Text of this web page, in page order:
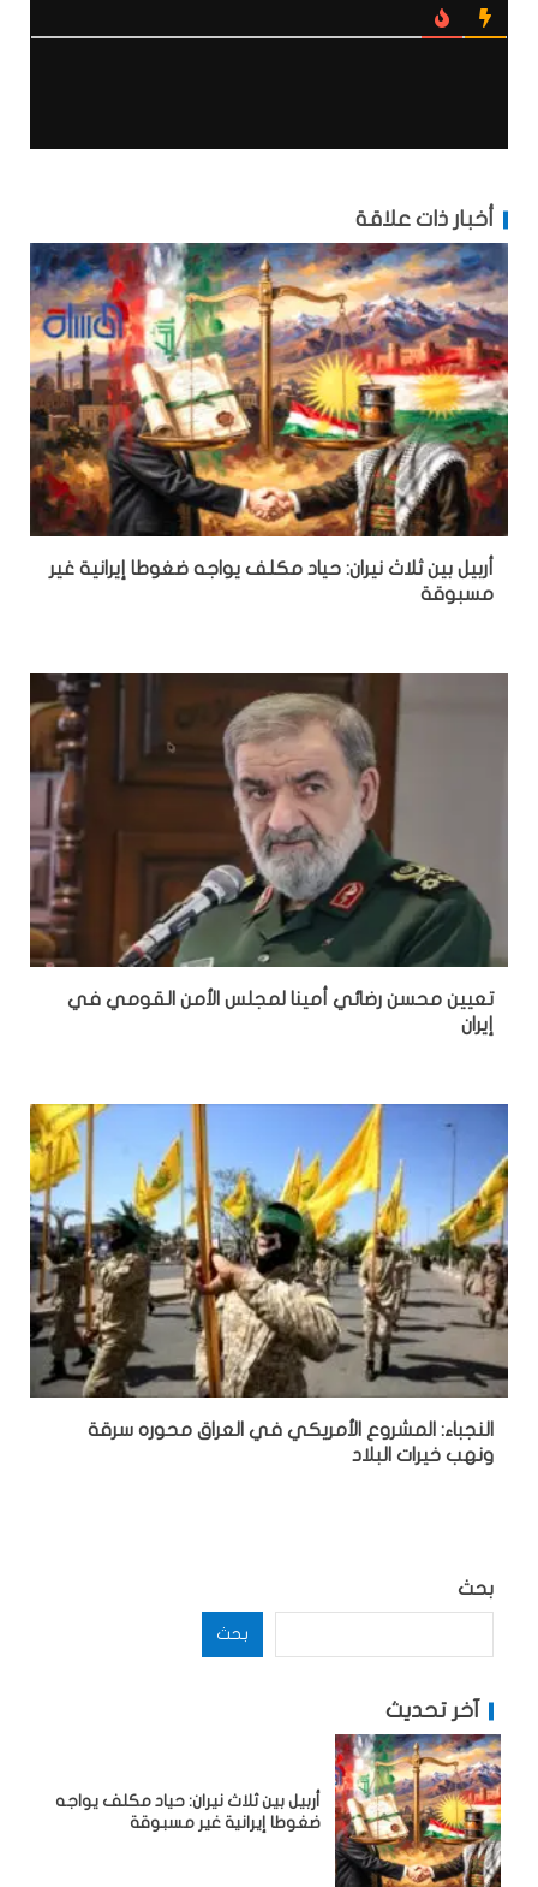
أخبار ذات علاقة
أربيل بين ثلاث نيران: حياد مكلف يواجه ضغوطا إيرانية غير
مسبوقة
تعيين محسن رضائي أمينا لمجلس الأمن القومي في
إيران
النجباء: المشروع الأمريكي في العراق محوره سرقة
ونهب خيرات البلاد
بحث
بحث
آخر تحديث
أربيل بين ثلاث نيران: حياد مكلف يواجه
ضغوطا إيرانية غير مسبوقة